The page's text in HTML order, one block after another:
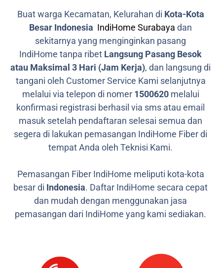
Buat warga Kecamatan, Kelurahan di Kota-Kota
Besar Indonesia IndiHome Surabaya dan
sekitarnya yang menginginkan pasang
IndiHome tanpa ribet Langsung Pasang Besok
atau Maksimal 3 Hari (Jam Kerja), dan langsung di
tangani oleh Customer Service Kami selanjutnya
melalui via telepon di nomer 1500620melalui
konfirmasi registrasi berhasil via sms atau email
masuk setelah pendaftaran selesai semua dan
segera di lakukan pemasangan IndiHome Fiber di
tempat Anda oleh Teknisi Kami.
Pemasangan Fiber IndiHome meliputi kota-kota
besar di Indonesia. Daftar IndiHome secara cepat
dan mudah dengan menggunakan jasa
pemasangan dari IndiHome yang kami sediakan.